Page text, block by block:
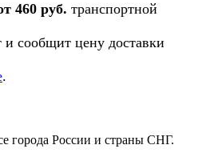
460 руб. транспортной
и сообщит цену доставки
.
города России и страны СНГ.